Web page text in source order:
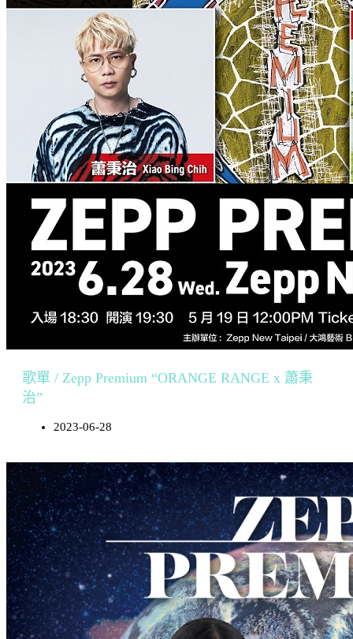
歌單 / Zepp Premium “ORANGE RANGE x 蕭秉
治”
2023-06-28